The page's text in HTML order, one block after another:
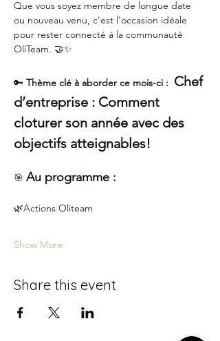
Que vous soyez membre de longue date
ou nouveau venu, c'est l'occasion idéale
pour rester connecté à la communauté
OliTeam. 🤝✨
🔑 Thème clé à aborder ce mois-ci : Chef
d’entreprise : Comment
cloturer son année avec des
objectifs atteignables!
🎯 Au programme :
🌿Actions Oliteam
Show More
Share this event